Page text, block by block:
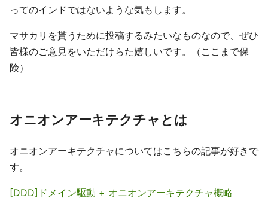
ってのインドではないような気もします。
マサカリを貰うために投稿するみたいなものなので、ぜひ
皆様のご意見をいただけらた嬉しいです。（ここまで保
険）
オニオンアーキテクチャとは
オニオンアーキテクチャについてはこちらの記事が好きで
す。
[DDD]ドメイン駆動 + オニオンアーキテクチャ概略